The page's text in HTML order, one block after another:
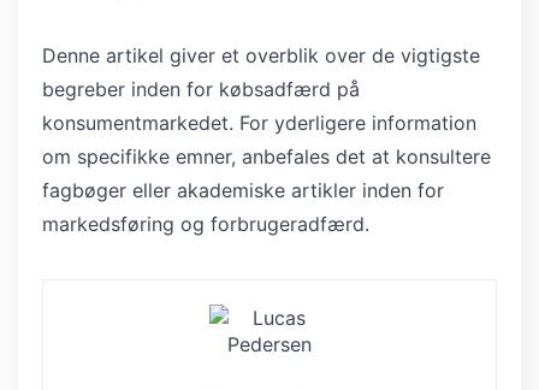
Denne artikel giver et overblik over de vigtigste
begreber inden for købsadfærd på
konsumentmarkedet. For yderligere information
om specifikke emner, anbefales det at konsultere
fagbøger eller akademiske artikler inden for
markedsføring og forbrugeradfærd.